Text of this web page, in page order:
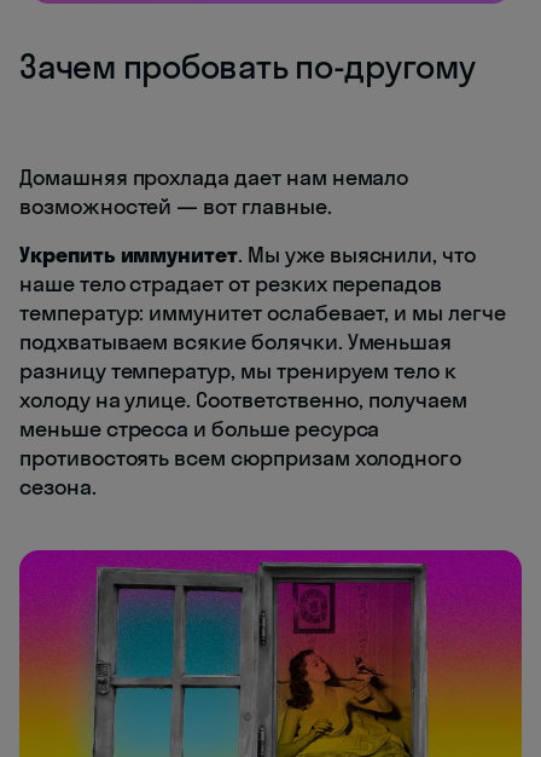
Зачем пробовать по-другому
Домашняя прохлада дает нам немало
возможностей — вот главные.
Укрепить иммунитет. Мы уже выяснили, что
наше тело страдает от резких перепадов
температур: иммунитет ослабевает, и мы легче
подхватываем всякие болячки. Уменьшая
разницу температур, мы тренируем тело к
холоду на улице. Соответственно, получаем
меньше стресса и больше ресурса
противостоять всем сюрпризам холодного
сезона.